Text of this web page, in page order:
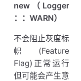
new（Logger
：：WARN）
不会阻止灰度标
帜(Feature
Flag)正常运行
但可能会产生意